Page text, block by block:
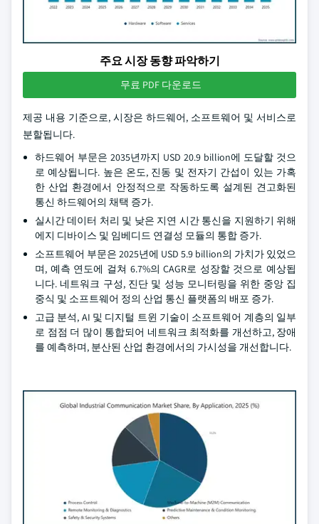
주요 시장 동향 파악하기
무료 PDF 다운로드
제공 내용 기준으로, 시장은 하드웨어, 소프트웨어 및 서비스로
분할됩니다.
하드웨어 부문은 2035년까지 USD 20.9 billion에 도달할 것으
로 예상됩니다. 높은 온도, 진동 및 전자기 간섭이 있는 가혹
한 산업 환경에서 안정적으로 작동하도록 설계된 견고화된
통신 하드웨어의 채택 증가.
실시간 데이터 처리 및 낮은 지연 시간 통신을 지원하기 위해
에지 디바이스 및 임베디드 연결성 모듈의 통합 증가.
소프트웨어 부문은 2025년에 USD 5.9 billion의 가치가 있었으
며, 예측 연도에 걸쳐 6.7%의 CAGR로 성장할 것으로 예상됩
니다. 네트워크 구성, 진단 및 성능 모니터링을 위한 중앙 집
중식 및 소프트웨어 정의 산업 통신 플랫폼의 배포 증가.
고급 분석, AI 및 디지털 트윈 기술이 소프트웨어 계층의 일부
로 점점 더 많이 통합되어 네트워크 최적화를 개선하고, 장애
를 예측하며, 분산된 산업 환경에서의 가시성을 개선합니다.